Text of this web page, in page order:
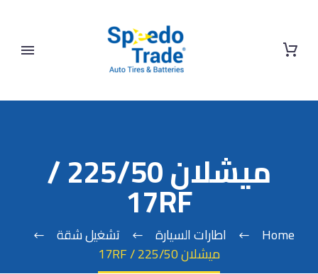
ميشلان 225/50 /
17RF
Home اطارات السيارة
تشغيل شقة
ميشلان 225/50 / 17RF